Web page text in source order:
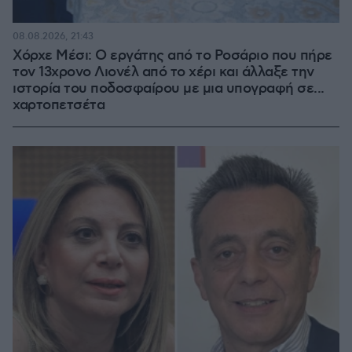
Χόρχε Μέσι: Ο εργάτης από το Ροσάριο που πήρε
τον 13χρονο Λιονέλ από το χέρι και άλλαξε την
ιστορία του ποδοσφαίρου με μια υπογραφή σε...
χαρτοπετσέτα
08.08.2026, 21:43